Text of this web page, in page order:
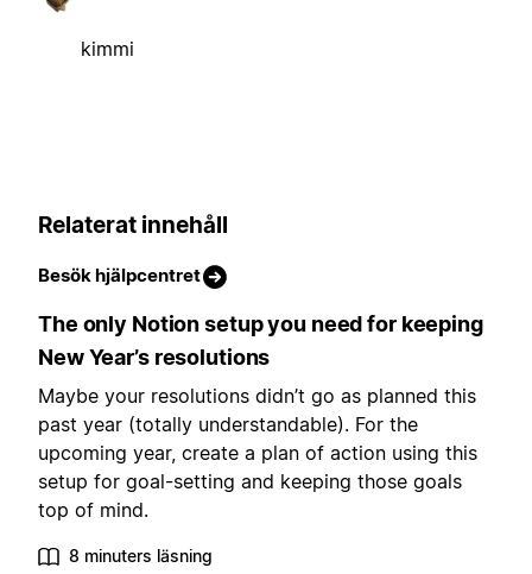
kimmi
Relaterat innehåll
Besök hjälpcentret
The only Notion setup you need for keeping
New Year’s resolutions
Maybe your resolutions didn’t go as planned this
past year (totally understandable). For the
upcoming year, create a plan of action using this
setup for goal-setting and keeping those goals
top of mind.
8 minuters läsning